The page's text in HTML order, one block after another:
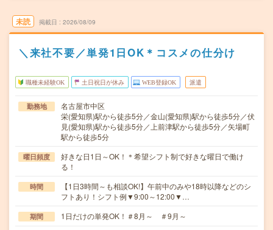
未読 掲載日 2026/08/09
＼来社不要／単発1日OK＊コスメの仕分け
職種未経験OK 土日祝日が休み WEB登録OK 派遣
勤務地
名古屋市中区
栄(愛知県)駅から徒歩5分／金山(愛知県)駅から徒歩5分／伏
見(愛知県)駅から徒歩5分／上前津駅から徒歩5分／矢場町
駅から徒歩5分
曜日頻度
好きな日1日～OK！＊希望シフト制で好きな曜日で働け
る！
時間
【1日3時間～も相談OK!】午前中のみや18時以降などのシ
フトあり！シフト例▼9:00～12:00▼…
期間 1日だけの単発OK！＃8月～ ＃9月～